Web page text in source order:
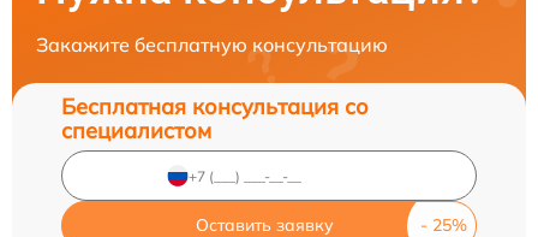
Закажите бесплатную консультацию
Бесплатная консультация со
специалистом
Оставить заявку